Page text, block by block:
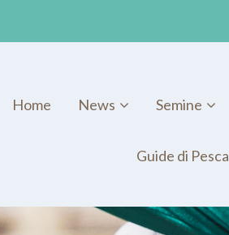
Home News Semine
Guide di Pesca